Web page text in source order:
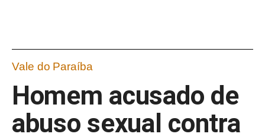
Vale do Paraíba
Homem acusado de
abuso sexual contra